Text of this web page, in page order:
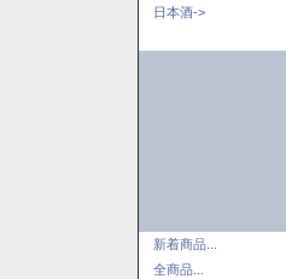
日本酒->
新着商品...
全商品...